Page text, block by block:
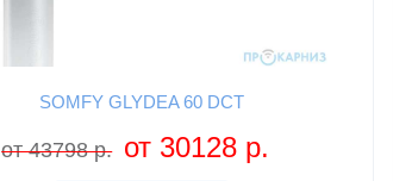
SOMFY GLYDEA 60 DCT
от 43798 р. от 30128 р.